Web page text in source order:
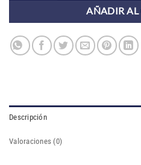
AÑADIR AL
Descripción
Valoraciones (0)